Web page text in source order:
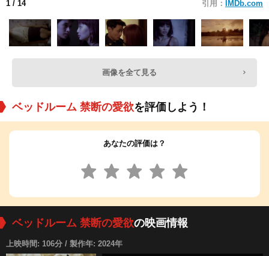
1 / 14 引用： IMDb.com
画像を全て見る
ベッドルーム 禁断の愛欲を評価しよう！
あなたの評価は？
ベッドルーム 禁断の愛欲の映画情報
上映時間: 106分 / 製作年: 2024年